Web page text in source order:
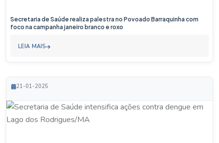
Secretaria de Saúde realiza palestra no Povoado Barraquinha com
foco na campanha janeiro branco e roxo
LEIA MAIS
21-01-2025